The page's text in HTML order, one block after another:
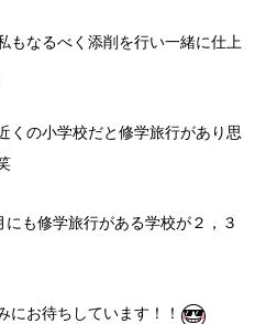
もなるべく添削を行い一緒に仕上
くの小学校だと修学旅行があり思
も修学旅行がある学校が２，３
にお待ちしています！！